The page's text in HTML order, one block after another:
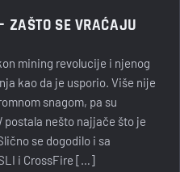
ZAŠTO SE VRAĆAJU
mining revolucije i njenog
kao da je usporio. Više nije
snagom, pa su
postala nešto najjače što je
se dogodilo i sa
i CrossFire […]